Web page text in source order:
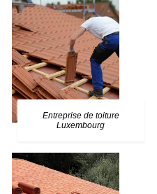
Entreprise de toiture
Luxembourg